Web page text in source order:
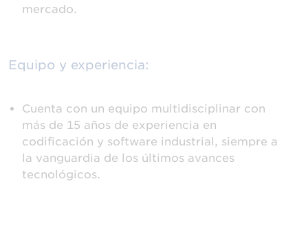
mercado.
Equipo y experiencia:
Cuenta con un equipo multidisciplinar con
más de 15 años de experiencia en
codificación y software industrial, siempre a
la vanguardia de los últimos avances
tecnológicos.